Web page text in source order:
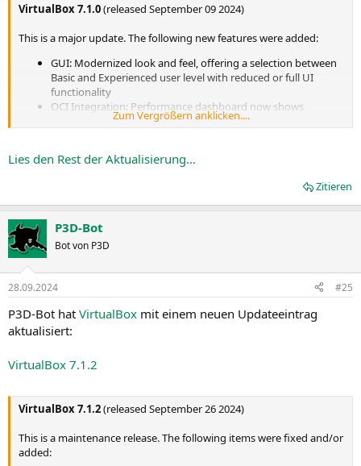
VirtualBox 7.1.0(released September 09 2024)
This is a major update. The following new features were added:
GUI: Modernized look and feel, offering a selection between
Basic and Experienced user level with reduced or full UI
functionality
OCI Integration: Performance dashboard now shows
resource usage for cloud VMs
Oracle...
Zum Vergrößern anklicken....
Lies den Rest der Aktualisierung…
Zitieren
P3D-Bot
Bot von P3D
28.09.2024 #25
P3D-Bot hat VirtualBox mit einem neuen Updateeintrag
aktualisiert:
VirtualBox 7.1.2
VirtualBox 7.1.2(released September 26 2024)
This is a maintenance release. The following items were fixed and/or
added: